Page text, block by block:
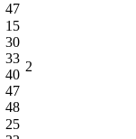
47
15
30
33
40
47
48
2
25